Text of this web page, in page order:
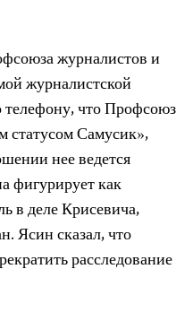
журналистов и
журналистской
что Профсоюз
статусом Самусик»,
нее ведется
фигурирует как
в деле Крисевича,
Ясин сказал, что
расследование